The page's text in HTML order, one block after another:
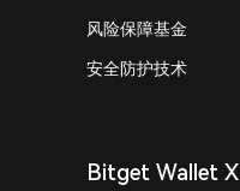
风险保障基金
安全防护技术
Bitget Wallet X